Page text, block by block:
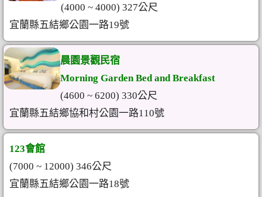
(4000 ~ 4000) 327公尺
宜蘭縣五結鄉公園一路19號
晨園景觀民宿
Morning Garden Bed and Breakfast
(4600 ~ 6200) 330公尺
宜蘭縣五結鄉協和村公園一路110號
123會館
(7000 ~ 12000) 346公尺
宜蘭縣五結鄉公園一路18號